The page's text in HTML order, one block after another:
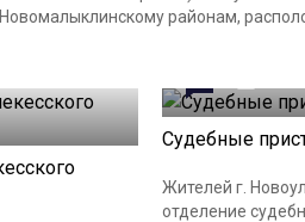
районам,
Судебные
Жителей г.
отделение